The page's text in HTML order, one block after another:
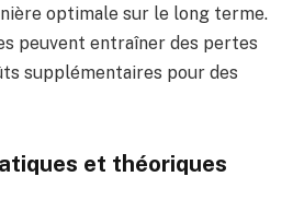
optimale sur le long terme.
peuvent entraîner des pertes
supplémentaires pour des
et théoriques